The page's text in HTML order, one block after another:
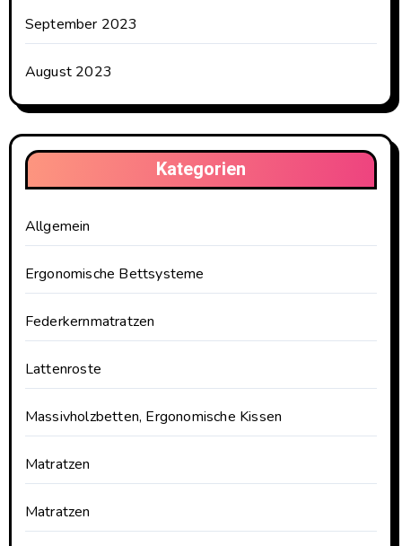
September 2023
August 2023
Kategorien
Allgemein
Ergonomische Bettsysteme
Federkernmatratzen
Lattenroste
Massivholzbetten, Ergonomische Kissen
Matratzen
Matratzen